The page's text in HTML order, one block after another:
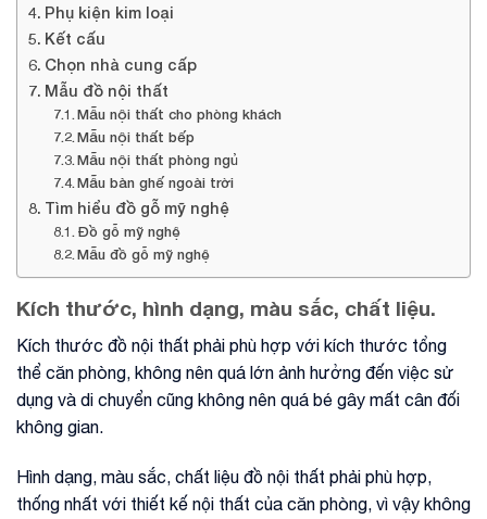
Phụ kiện kim loại
Kết cấu
Chọn nhà cung cấp
Mẫu đồ nội thất
Mẫu nội thất cho phòng khách
Mẫu nội thất bếp
Mẫu nội thất phòng ngủ
Mẫu bàn ghế ngoài trời
Tìm hiểu đồ gỗ mỹ nghệ
Đồ gỗ mỹ nghệ
Mẫu đồ gỗ mỹ nghệ
Kích thước, hình dạng, màu sắc, chất liệu.
Kích thước đồ nội thất phải phù hợp với kích thước tổng
thể căn phòng, không nên quá lớn ảnh hưởng đến việc sử
dụng và di chuyển cũng không nên quá bé gây mất cân đối
không gian.
Hình dạng, màu sắc, chất liệu đồ nội thất phải phù hợp,
thống nhất với thiết kế nội thất của căn phòng, vì vậy không